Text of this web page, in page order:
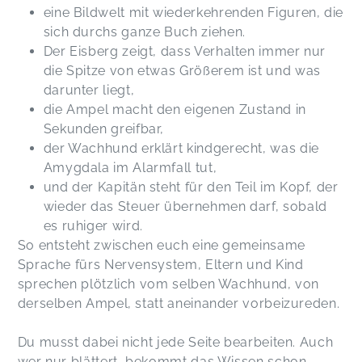
eine Bildwelt mit wiederkehrenden Figuren, die
sich durchs ganze Buch ziehen.
Der Eisberg zeigt, dass Verhalten immer nur
die Spitze von etwas Größerem ist und was
darunter liegt,
die Ampel macht den eigenen Zustand in
Sekunden greifbar,
der Wachhund erklärt kindgerecht, was die
Amygdala im Alarmfall tut,
und der Kapitän steht für den Teil im Kopf, der
wieder das Steuer übernehmen darf, sobald
es ruhiger wird.
So entsteht zwischen euch eine gemeinsame
Sprache fürs Nervensystem, Eltern und Kind
sprechen plötzlich vom selben Wachhund, von
derselben Ampel, statt aneinander vorbeizureden.
Du musst dabei nicht jede Seite bearbeiten. Auch